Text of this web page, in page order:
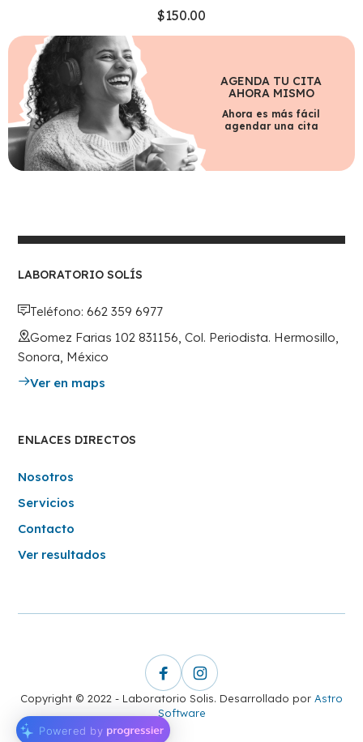
$150.00
AGENDA TU CITA
AHORA MISMO
Ahora es más fácil
agendar una cita
LABORATORIO SOLÍS
Teléfono: 662 359 6977
Gomez Farias 102 831156, Col. Periodista. Hermosillo,
Sonora, México
Ver en maps
ENLACES DIRECTOS
Nosotros
Servicios
Contacto
Ver resultados
Copyright © 2022 - Laboratorio Solis. Desarrollado por Astro
Software
Powered by